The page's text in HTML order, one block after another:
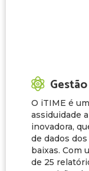
O iTIME é
assiduidade
inovadora,
de dados
baixas. Com
de 25